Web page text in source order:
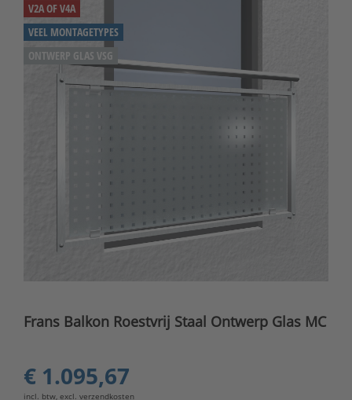
V2A OF V4A
VEEL MONTAGETYPES
ONTWERP GLAS VSG
Frans Balkon Roestvrij Staal Ontwerp Glas MC
€ 1.095,67
incl. btw, excl. verzendkosten